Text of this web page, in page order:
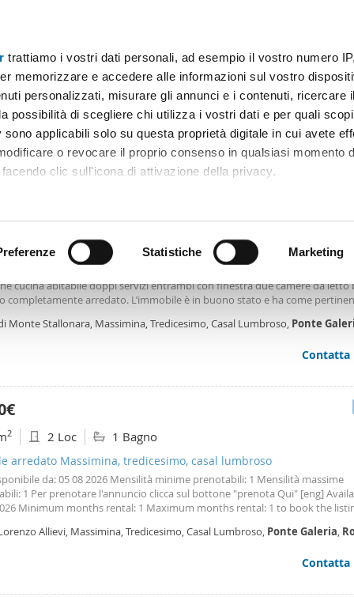
trattiamo i vostri dati personali, ad esempio il vostro numero
memorizzare e accedere alle informazioni sul vostro
personalizzati, misurare gli annunci e i contenuti, ricercare
possibilità di scegliere chi utilizza i vostri dati e per quali
applicabili solo su questa proprietà digitale in cui avete
o revocare il proprio consenso in qualsiasi momento
clic sull'icona di attivazione della privacy.
scansionandolo attivamente alla ricerca di caratteristiche
elaborati i tuoi dati personali e imposta le tue preferenze
ritirare il tuo consenso in qualsiasi momento dalla
contenuti ed annunci, per fornire funzionalità dei
Condividiamo inoltre informazioni sul modo in cui utilizza il
di analisi dei dati web, pubblicità e social media, i quali
che ha fornito loro o che hanno raccolto dal suo utilizzo
Statistiche Marketing
Prezzo Superficie Locali Più filtri - 3
affitto arredato ponte galeria roma Roma
(4 immobili) Ordine Mioaffitto
2
arredato con terrazzo Massimina, tredicesimo, casal
cucina abitabile doppi servizi entrambi con finestra due camere da letto
completamente arredato. L’immobile è in buono stato e ha come
in breve tempo necessita della disponibilità di auto perché i servizi non
Monte Stallonara, Massimina, Tredicesimo, Casal Lumbroso, Ponte
Contatta
2 2 Loc 1 Bagno
arredato Massimina, tredicesimo, casal lumbroso
da: 05 08 2026 Mensilità minime prenotabili: 1 Mensilità massime
1 Per prenotare l'annuncio clicca sul bottone "prenota Qui" [eng]
Minimum months rental: 1 Maximum months rental: 1 to book the
questa meravigliosa città, se non per la
Allievi, Massimina, Tredicesimo, Casal Lumbroso, Ponte Galeria,
Contatta